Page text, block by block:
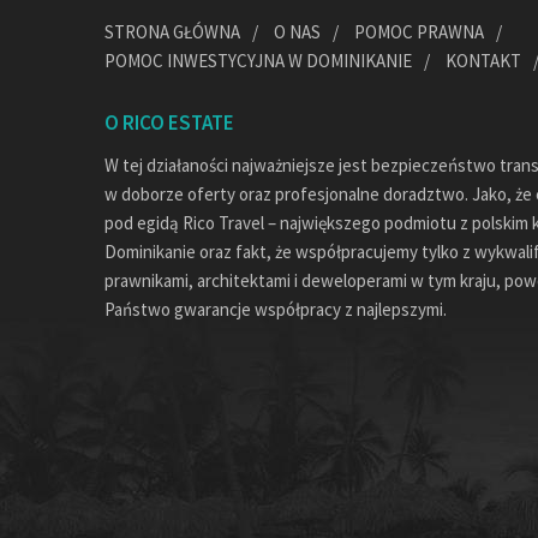
STRONA GŁÓWNA O NAS
POMOC PRAWNA
POMOC INWESTYCYJNA W DOMINIKANIE
KONTAKT
O RICO ESTATE
W tej działaności najważniejsze jest bezpieczeństwo
w doborze oferty oraz profesjonalne doradztwo. Jako, że
pod egidą Rico Travel – największego podmiotu z polskim
Dominikanie oraz fakt, że współpracujemy tylko z
prawnikami, architektami i deweloperami w tym kraju,
Państwo gwarancje współpracy z najlepszymi.